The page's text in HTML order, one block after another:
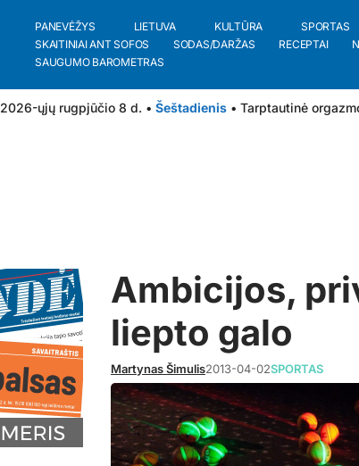
PANEVĖŽYS LIETUVA KULTŪRA SPORTAS
SKAITINIAI ANT SOFOS
SODAS/DARŽAS RECEPTAI
SAUGUMO BAROMETRAS
2026-ųjų rugpjūčio 8 d. • Šeštadienis • Tarptautinė
Ambicijos,
liepto galo
Martynas Šimulis2013-04-02SPORTAS